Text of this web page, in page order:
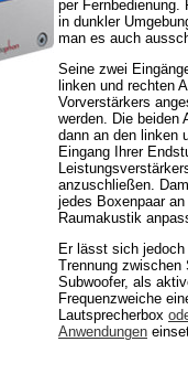
per Fernbedienung.
in dunkler
man es auch
Seine zwei
linken und rechten
Vorverstärkers
werden. Die beiden
dann an den linken
Eingang Ihrer
anzuschließen.
jedes Boxenpaar an
Raumakustik
Er lässt sich
Trennung zwischen
Subwoofer, als
Frequenzweiche
Lautsprecherbox
Anwendungen